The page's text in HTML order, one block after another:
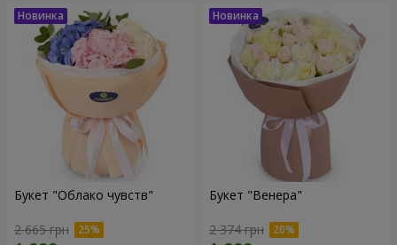
Букет "Облако чувств"
2 665 грн
Букет "Венера"
2 374 грн